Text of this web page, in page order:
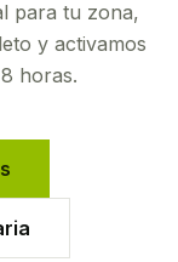
para tu zona,
y activamos
horas.